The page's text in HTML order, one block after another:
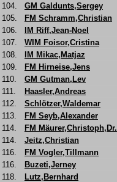
104.
GM Galdunts,Sergey
105.
FM Schramm,Christian
106.
IM Riff,Jean-Noel
107.
WIM Foisor,Cristina
108.
IM Mikac,Matjaz
109.
FM Hirneise,Jens
110.
GM Gutman,Lev
111.
Haasler,Andreas
112.
Schlötzer,Waldemar
113.
FM Seyb,Alexander
114.
FM Mäurer,Christoph,Dr.
114.
Jeitz,Christian
116.
FM Vogler,Tillmann
116.
Buzeti,Jerney
118.
Lutz,Bernhard